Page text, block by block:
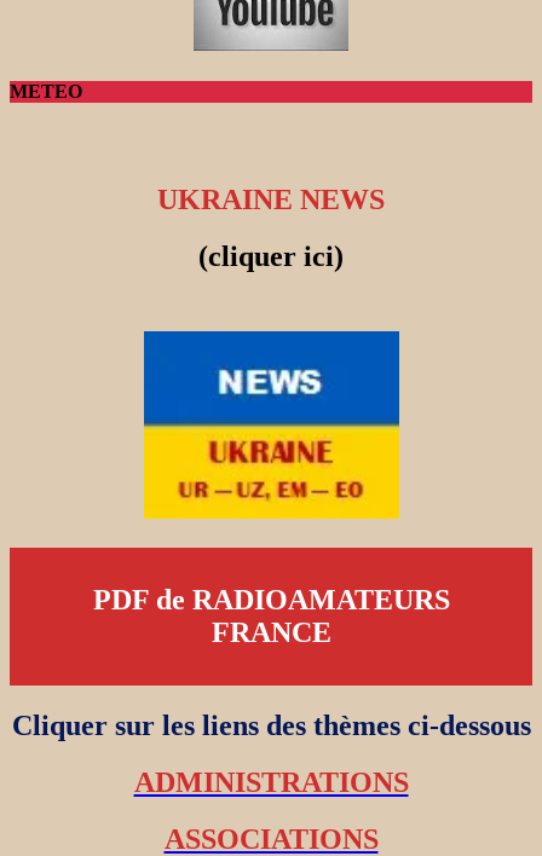
METEO
UKRAINE NEWS
(cliquer ici)
PDF de RADIOAMATEURS
FRANCE
Cliquer sur les liens des thèmes ci-dessous
ADMINISTRATIONS
ASSOCIATIONS